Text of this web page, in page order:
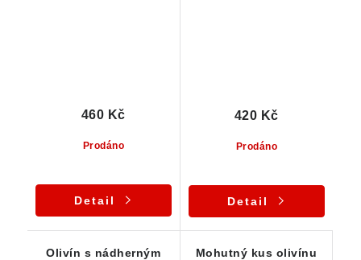
Prodáno
460 Kč
Detail
Prodáno
420 Kč
Detail
Olivín s nádherným
Mohutný kus olivínu